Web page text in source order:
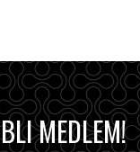
BLI MEDLEM!